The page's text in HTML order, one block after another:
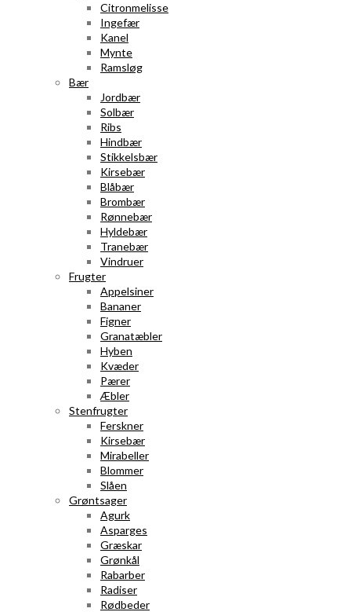
Citronmelisse
Ingefær
Kanel
Mynte
Ramsløg
Bær
Jordbær
Solbær
Ribs
Hindbær
Stikkelsbær
Kirsebær
Blåbær
Brombær
Rønnebær
Hyldebær
Tranebær
Vindruer
Frugter
Appelsiner
Bananer
Figner
Granatæbler
Hyben
Kvæder
Pærer
Æbler
Stenfrugter
Ferskner
Kirsebær
Mirabeller
Blommer
Slåen
Grøntsager
Agurk
Asparges
Græskar
Grønkål
Rabarber
Radiser
Rødbeder